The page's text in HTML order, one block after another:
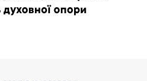
опори